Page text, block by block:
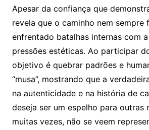
Apesar da confiança que
revela que o caminho nem sempre
enfrentado batalhas internas com
pressões estéticas. Ao participar
objetivo é quebrar padrões e
“musa”, mostrando que a
na autenticidade e na história de
deseja ser um espelho para outras
muitas vezes, não se veem